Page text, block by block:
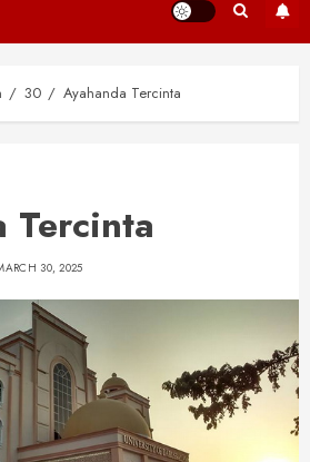
30 Ayahanda Tercinta
Tercinta
30, 2025